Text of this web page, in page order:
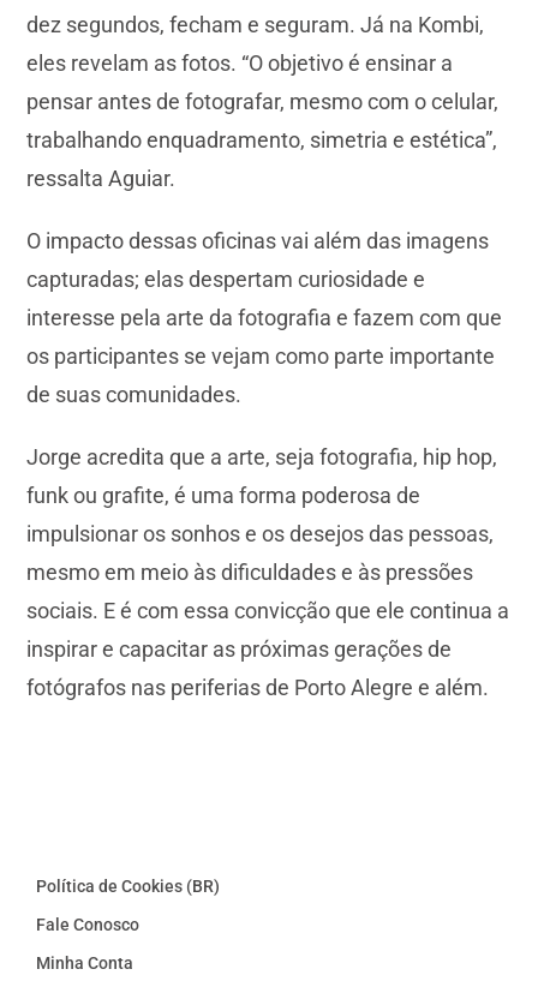
dez segundos, fecham e seguram. Já na Kombi,
eles revelam as fotos. “O objetivo é ensinar a
pensar antes de fotografar, mesmo com o celular,
trabalhando enquadramento, simetria e estética”,
ressalta Aguiar.
O impacto dessas oficinas vai além das imagens
capturadas; elas despertam curiosidade e
interesse pela arte da fotografia e fazem com que
os participantes se vejam como parte importante
de suas comunidades.
Jorge acredita que a arte, seja fotografia, hip hop,
funk ou grafite, é uma forma poderosa de
impulsionar os sonhos e os desejos das pessoas,
mesmo em meio às dificuldades e às pressões
sociais. E é com essa convicção que ele continua a
inspirar e capacitar as próximas gerações de
fotógrafos nas periferias de Porto Alegre e além.
Política de Cookies (BR)
Fale Conosco
Minha Conta